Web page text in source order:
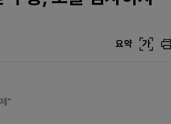
요약 가
"